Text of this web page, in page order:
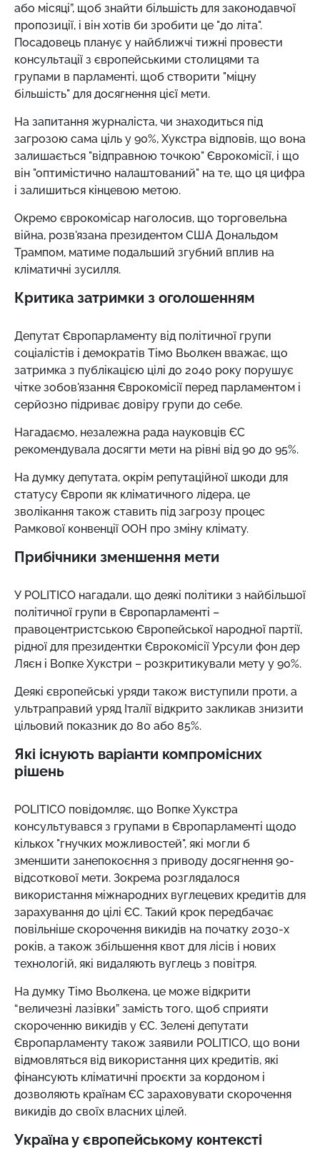
або місяці”, щоб знайти більшість для законодавчої
пропозиції, і він хотів би зробити це "до літа".
Посадовець планує у найближчі тижні провести
консультації з європейськими столицями та
групами в парламенті, щоб створити "міцну
більшість" для досягнення цієї мети.
На запитання журналіста, чи знаходиться під
загрозою сама ціль у 90%, Хукстра відповів, що вона
залишається "відправною точкою" Єврокомісії, і що
він "оптимістично налаштований" на те, що ця цифра
і залишиться кінцевою метою.
Окремо єврокомісар наголосив, що торговельна
війна, розв'язана президентом США Дональдом
Трампом, матиме подальший згубний вплив на
кліматичні зусилля.
Критика затримки з оголошенням
Депутат Європарламенту від політичної групи
соціалістів і демократів Тімо Вьолкен вважає, що
затримка з публікацією цілі до 2040 року порушує
чітке зобов'язання Єврокомісії перед парламентом і
серйозно підриває довіру групи до себе.
Нагадаємо, незалежна рада науковців ЄС
рекомендувала досягти мети на рівні від 90 до 95%.
На думку депутата, окрім репутаційної шкоди для
статусу Європи як кліматичного лідера, це
зволікання також ставить під загрозу процес
Рамкової конвенції ООН про зміну клімату.
Прибічники зменшення мети
У POLITICO нагадали, що деякі політики з найбільшої
політичної групи в Європарламенті –
правоцентристською Європейської народної партії,
рідної для президентки Єврокомісії Урсули фон дер
Ляєн і Вопке Хукстри – розкритикували мету у 90%.
Деякі європейські уряди також виступили проти, а
ультраправий уряд Італії відкрито закликав знизити
цільовий показник до 80 або 85%.
Які існують варіанти компромісних
рішень
POLITICO повідомляє, що Вопке Хукстра
консультувався з групами в Європарламенті щодо
кількох "гнучких можливостей", які могли б
зменшити занепокоєння з приводу досягнення 90-
відсоткової мети. Зокрема розглядалося
використання міжнародних вуглецевих кредитів для
зарахування до цілі ЄС. Такий крок передбачає
повільніше скорочення викидів на початку 2030-х
років, а також збільшення квот для лісів і нових
технологій, які видаляють вуглець з повітря.
На думку Тімо Вьолкена, це може відкрити
“величезні лазівки” замість того, щоб сприяти
скороченню викидів у ЄС. Зелені депутати
Європарламенту також заявили POLITICO, що вони
відмовляться від використання цих кредитів, які
фінансують кліматичні проєкти за кордоном і
дозволяють країнам ЄС зараховувати скорочення
викидів до своїх власних цілей.
Україна у європейському контексті